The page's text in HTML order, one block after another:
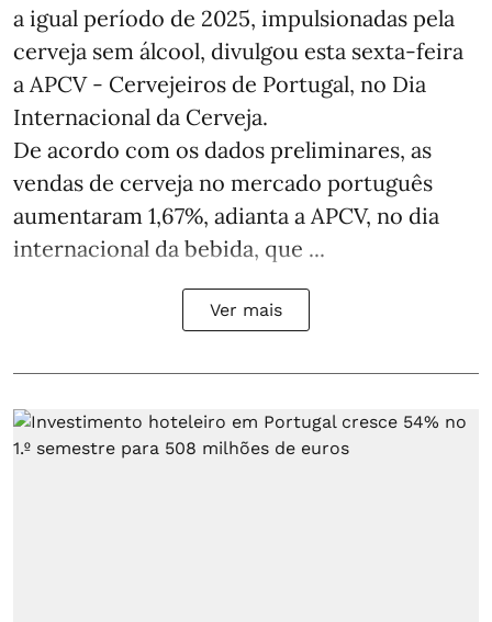
a igual período de 2025, impulsionadas pela
cerveja sem álcool, divulgou esta sexta-feira
a APCV - Cervejeiros de Portugal, no Dia
Internacional da Cerveja.
De acordo com os dados preliminares, as
vendas de cerveja no mercado português
aumentaram 1,67%, adianta a APCV, no dia
internacional da bebida, que ...
Ver mais